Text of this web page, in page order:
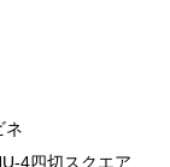
ネ
4四切スクエア